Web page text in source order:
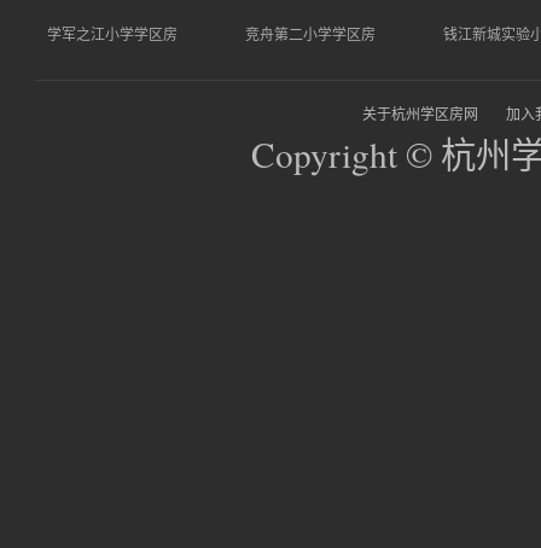
学军之江小学学区房 竞舟第二小学学区房 钱江新城实验
关于杭州学区房网 加入
Copyright © 杭州